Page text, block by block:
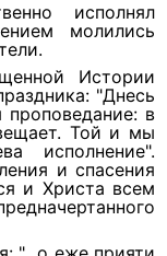
исполнял
молились
Истории
"Днесь
в
Той и мы
исполнение".
и спасения
и Христа всем